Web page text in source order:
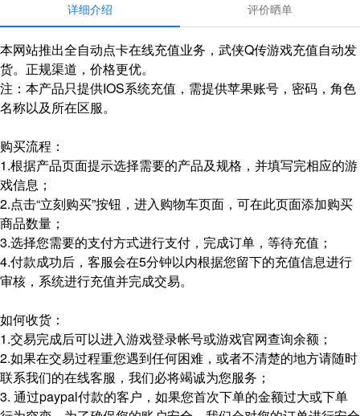
详细介绍 评价晒单
本网站推出全自动点卡在线充值业务，武侠Q传游戏充值自动发
货。正规渠道，价格更优。
注：本产品只提供IOS系统充值，需提供苹果账号，密码，角色
名称以及所在区服。
购买流程：
1.根据产品页面提示选择需要的产品及规格，并填写完相应的游
戏信息；
2.点击“立刻购买”按钮，进入购物车页面，可在此页面添加购买
商品数量；
3.选择您需要的支付方式进行支付，完成订单，等待充值；
4.付款成功后，客服会在5分钟以内根据您留下的充值信息进行
审核，系统进行充值并完成交易。
如何收货：
1.交易完成后可以进入游戏登录帐号或游戏官网查询余额；
2.如果在交易过程重您遇到任何困难，或者不清楚的地方请随时
联系我们的在线客服，我们必将竭诚为您服务；
3. 通过paypal付款的客户，如果您首次下单的金额过大或下单